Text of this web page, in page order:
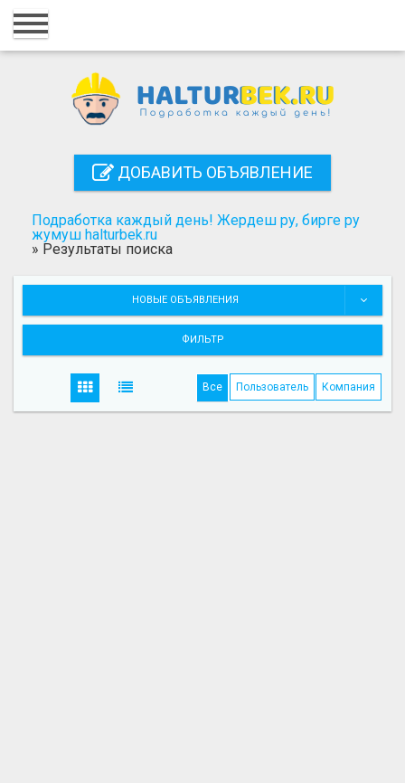
Главная
Регистрация
Поиск
ДОБАВИТЬ ОБЪЯВЛЕНИЕ
Подработка каждый день! Жердеш ру, бирге ру
жумуш halturbek.ru
» Результаты поиска
НОВЫЕ ОБЪЯВЛЕНИЯ
ФИЛЬТР
Все Пользователь Компания